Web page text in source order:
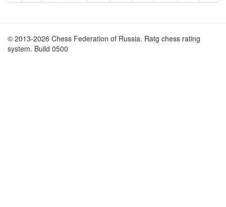
© 2013-2026 Chess Federation of Russia. Ratg chess rating
system. Build 0500